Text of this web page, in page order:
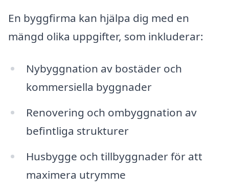
En byggfirma kan hjälpa dig med en
mängd olika uppgifter, som inkluderar:
Nybyggnation av bostäder och
kommersiella byggnader
Renovering och ombyggnation av
befintliga strukturer
Husbygge och tillbyggnader för att
maximera utrymme